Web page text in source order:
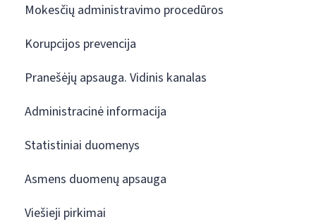
Mokesčių administravimo procedūros
Korupcijos prevencija
Pranešėjų apsauga. Vidinis kanalas
Administracinė informacija
Statistiniai duomenys
Asmens duomenų apsauga
Viešieji pirkimai